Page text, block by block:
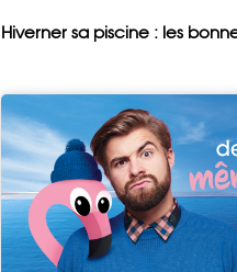
Hiverner sa piscine : les